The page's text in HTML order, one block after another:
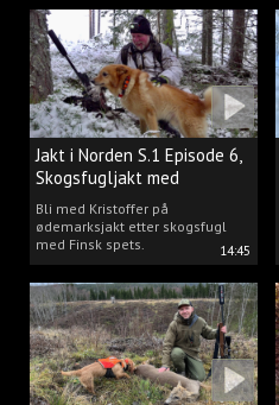
14:45
Jakt i Norden S.1 Episode 6,
Skogsfugljakt med
spetshund.
Bli med Kristoffer på
ødemarksjakt etter skogsfugl
med Finsk spets.